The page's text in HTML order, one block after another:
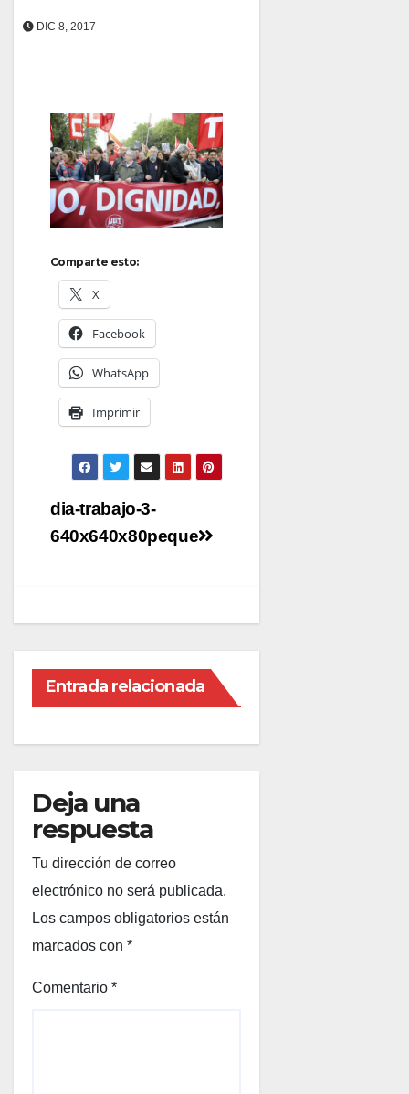
DIC 8, 2017
Comparte esto:
X
Facebook
WhatsApp
Imprimir
Navegación
de
dia-trabajo-3-
640x640x80peque
Entrada relacionada
Deja una
respuesta
Tu dirección de correo
electrónico no será publicada.
Los campos obligatorios están
marcados con *
Comentario *